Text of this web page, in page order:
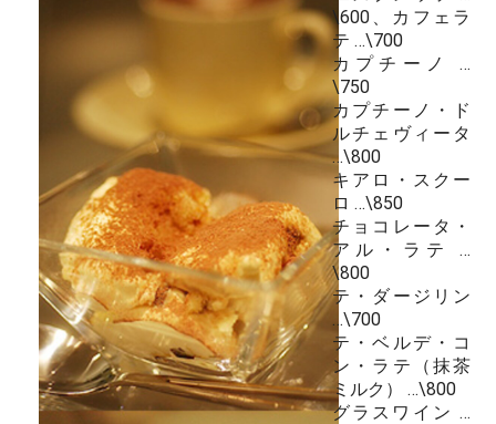
\600、カフェラ
テ …\700
カプチーノ …
\750
カプチーノ・ド
ルチェヴィータ
…\800
キアロ・スクー
ロ …\850
チョコレータ・
アル・ラテ …
\800
テ・ダージリン
…\700
テ・ベルデ・コ
ン・ラテ（抹茶
ミルク） …\800
グラスワイン …